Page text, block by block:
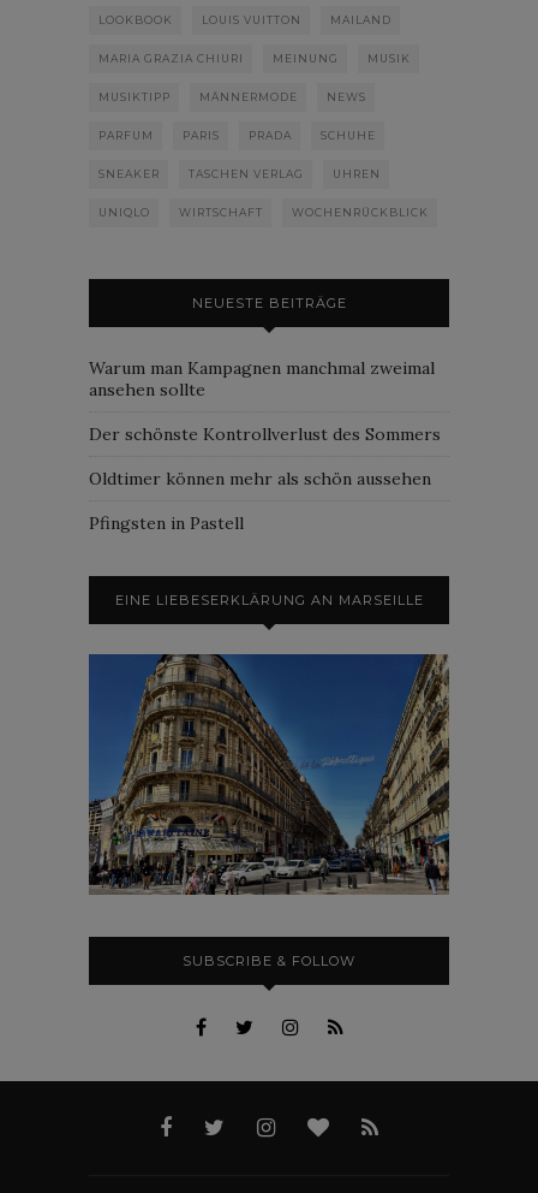
LOOKBOOK LOUIS VUITTON MAILAND
MARIA GRAZIA CHIURI MEINUNG MUSIK
MUSIKTIPP MÄNNERMODE NEWS
PARFUM PARIS PRADA SCHUHE
SNEAKER TASCHEN VERLAG UHREN
UNIQLO WIRTSCHAFT WOCHENRÜCKBLICK
NEUESTE BEITRÄGE
Warum man Kampagnen manchmal zweimal
ansehen sollte
Der schönste Kontrollverlust des Sommers
Oldtimer können mehr als schön aussehen
Pfingsten in Pastell
EINE LIEBESERKLÄRUNG AN MARSEILLE
SUBSCRIBE & FOLLOW